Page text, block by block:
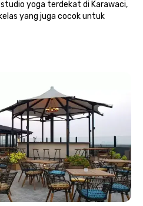
yoga terdekat di Karawaci,
yang juga cocok untuk